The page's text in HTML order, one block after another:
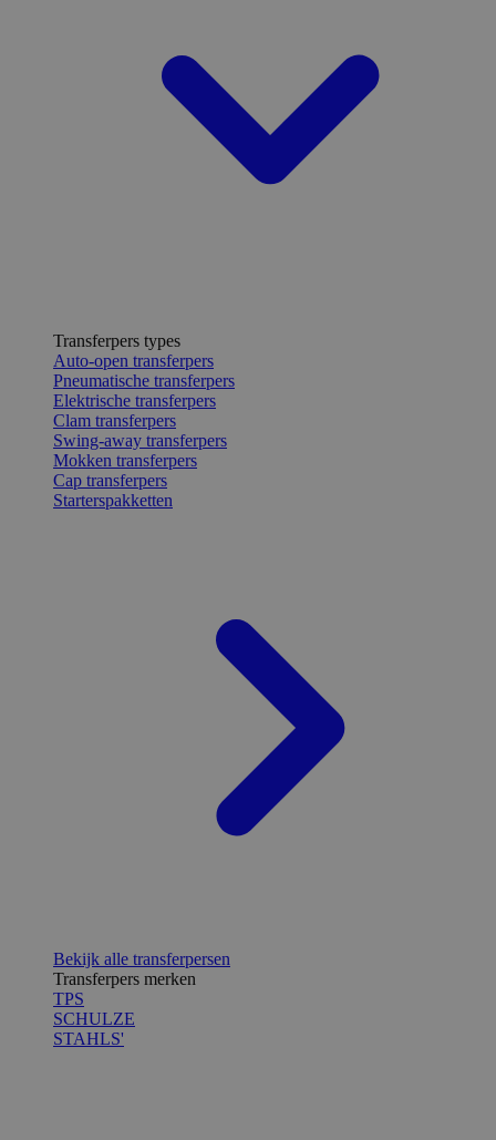
Transferpers types
Auto-open transferpers
Pneumatische transferpers
Elektrische transferpers
Clam transferpers
Swing-away transferpers
Mokken transferpers
Cap transferpers
Starterspakketten
Bekijk alle transferpersen
Transferpers merken
TPS
SCHULZE
STAHLS'